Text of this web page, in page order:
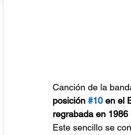
Canción de la
posición #10 en el
regrabada en 1986
Este sencillo se